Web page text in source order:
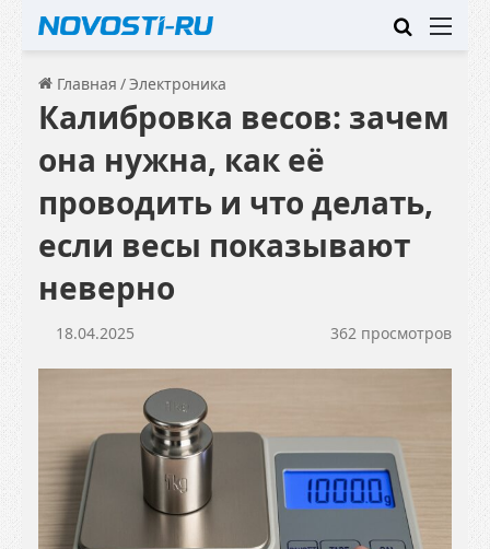
Искать
Главная /Электроника
Калибровка весов: зачем
она нужна, как её
проводить и что делать,
если весы показывают
неверно
18.04.2025 362 просмотров